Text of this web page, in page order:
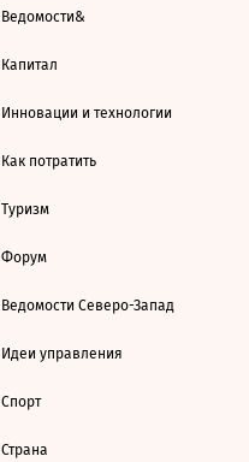
Ведомости&
Капитал
Инновации и технологии
Как потратить
Туризм
Форум
Ведомости Северо-Запад
Идеи управления
Спорт
Страна